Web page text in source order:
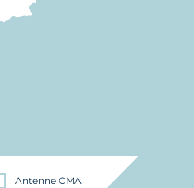
Antenne CMA